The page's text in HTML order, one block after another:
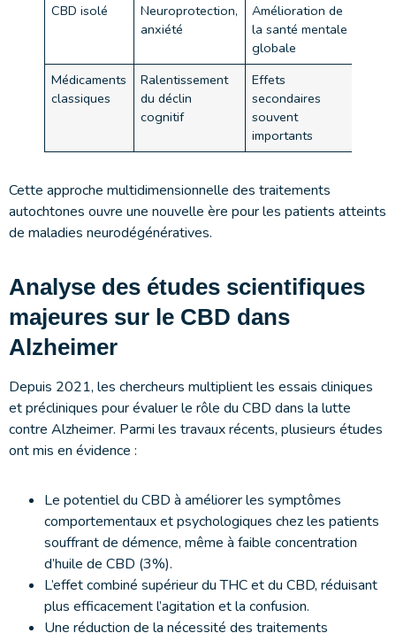
CBD isolé
Neuroprotection,
anxiété
Amélioration de
la santé mentale
globale
Médicaments
classiques
Ralentissement
du déclin
cognitif
Effets
secondaires
souvent
importants
Cette approche multidimensionnelle des traitements
autochtones ouvre une nouvelle ère pour les patients atteints
de maladies neurodégénératives.
Analyse des études scientifiques
majeures sur le CBD dans
Alzheimer
Depuis 2021, les chercheurs multiplient les essais cliniques
et précliniques pour évaluer le rôle du CBD dans la lutte
contre Alzheimer. Parmi les travaux récents, plusieurs études
ont mis en évidence :
Le potentiel du CBD à améliorer les symptômes
comportementaux et psychologiques chez les patients
souffrant de démence, même à faible concentration
d’huile de CBD (3%).
L’effet combiné supérieur du THC et du CBD, réduisant
plus efficacement l’agitation et la confusion.
Une réduction de la nécessité des traitements